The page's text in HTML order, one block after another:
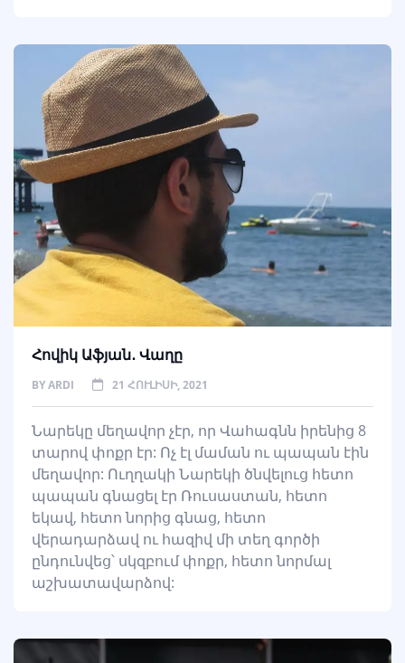
Հովիկ Աֆյան․ Վաղը
BYARDI 21 ՀՈՒԼԻՍԻ, 2021
Նարեկը մեղավոր չէր, որ Վահագնն իրենից 8
տարով փոքր էր: Ոչ էլ մաման ու պապան էին
մեղավոր: Ուղղակի Նարեկի ծնվելուց հետո
պապան գնացել էր Ռուսաստան, հետո
եկավ, հետո նորից գնաց, հետո
վերադարձավ ու հազիվ մի տեղ գործի
ընդունվեց՝ սկզբում փոքր, հետո նորմալ
աշխատավարձով: